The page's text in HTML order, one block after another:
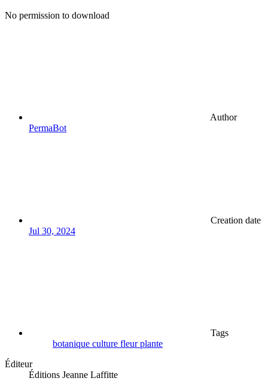
No permission to download
Author
PermaBot
Creation date
Jul 30, 2024
Tags
botanique culture fleurplante
Éditeur
Éditions Jeanne Laffitte